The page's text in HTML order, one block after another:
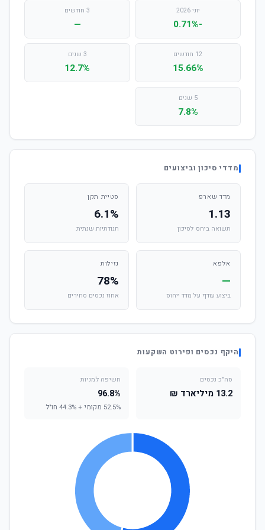
יוני 2026
-0.71%
3 חודשים
—
12 חודשים
15.66%
3 שנים
12.7%
5 שנים
7.8%
מדדי סיכון וביצועים
מדד שארפ
1.13
תשואה ביחס לסיכון
סטיית תקן
6.1%
תנודתיות שנתית
אלפא
—
ביצוע עודף על מדד ייחוס
נזילות
78%
אחוז נכסים סחירים
היקף נכסים ופירוט השקעות
סה"כ נכסים
13.2 מיליארד ₪
חשיפה למניות
96.8%
52.5% מקומי + 44.3% חו"ל